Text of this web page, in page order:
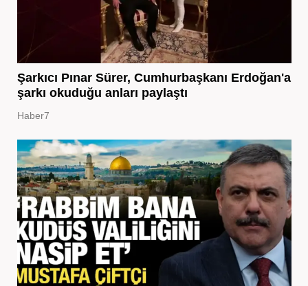
Şarkıcı Pınar Sürer, Cumhurbaşkanı Erdoğan'a
şarkı okuduğu anları paylaştı
Haber7